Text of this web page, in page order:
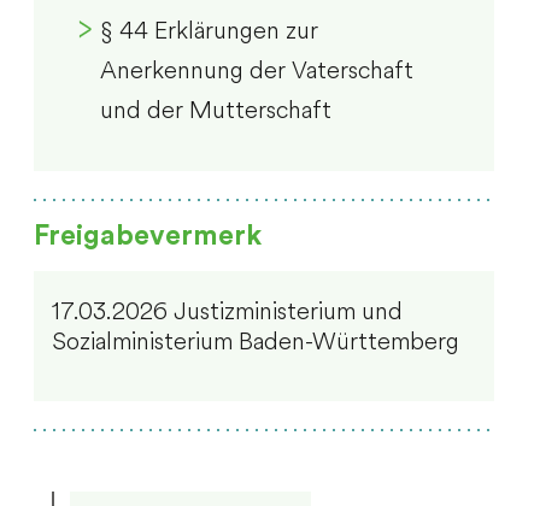
§ 44 Erklärungen zur
Anerkennung der Vaterschaft
und der Mutterschaft
Freigabevermerk
17.03.2026 Justizministerium und
Sozialministerium Baden-Württemberg